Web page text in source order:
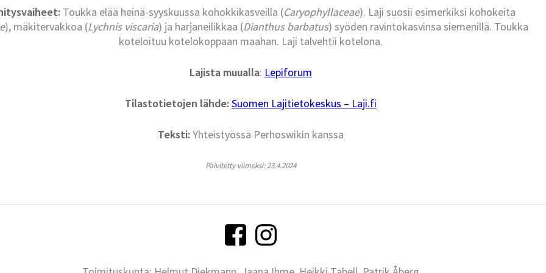
Toukka elää heinä-syyskuussa kohokkikasveilla (Caryophyllaceae). Laji suosii esimerkiksi kohokeita
), mäkitervakkoa (Lychnis viscaria) ja harjaneilikkaa (Dianthus barbatus) syöden ravintokasvinsa siemenillä. Toukka
koteloituu kotelokoppaan maahan. Laji talvehtii kotelona.
Lajista muualla: Lepiforum
Tilastotietojen lähde:Suomen Lajitietokeskus – Laji.fi
Teksti:Yhteistyössä Perhoswikin kanssa
Päivitetty viimeksi: 23.4.2024